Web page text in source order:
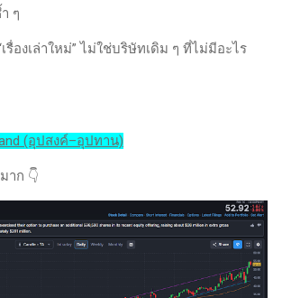
ๆ
รื่องเล่าใหม่” ไม่ใช่บริษัทเดิม ๆ ที่ไม่มีอะไร
(อุปสงค์–อุปทาน)
าก 👇